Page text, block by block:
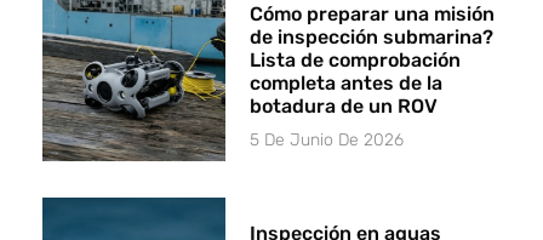
Cómo preparar una misión
de inspección submarina?
Lista de comprobación
completa antes de la
botadura de un ROV
5 De Junio De 2026
Inspección en aguas